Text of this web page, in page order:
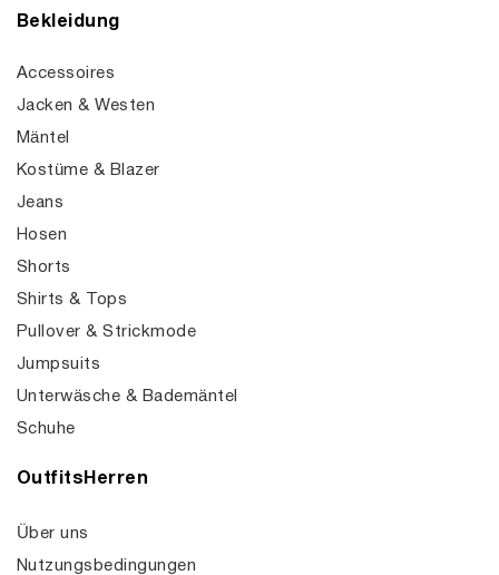
Bekleidung
Accessoires
Jacken & Westen
Mäntel
Kostüme & Blazer
Jeans
Hosen
Shorts
Shirts & Tops
Pullover & Strickmode
Jumpsuits
Unterwäsche & Bademäntel
Schuhe
OutfitsHerren
Über uns
Nutzungsbedingungen